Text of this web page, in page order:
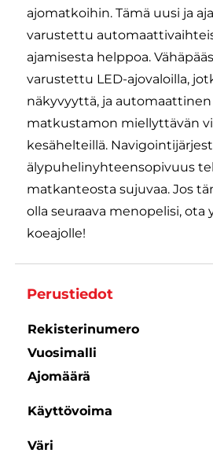
ajomatkoihin. Tämä uusi ja
varustettu
ajamisesta helppoa.
varustettu LED-ajovaloilla,
näkyvyyttä, ja
matkustamon miellyttävän
kesähelteillä.
älypuhelinyhteensopivuus
matkanteosta sujuvaa. Jos
olla seuraava menopelisi,
koeajolle!
Perustiedot
Rekisterinumero
Vuosimalli
Ajomäärä
Käyttövoima
Väri